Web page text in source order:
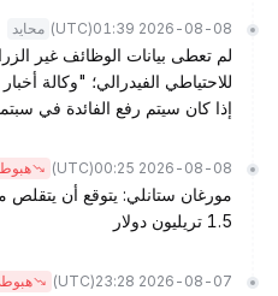
2026-08-08 01:39
(UTC) محايد
لم تعطى بيانات الوظائف غير
للاحتياطي الفيدرالي؛ "وكالة
إذا كان سيتم رفع الفائدة في
2026-08-08 00:25
(UTC)
مورغان ستانلي: يتوقع أن يتقلص
1.5 تريليون دولار
2026-08-07 23:28
(UTC)